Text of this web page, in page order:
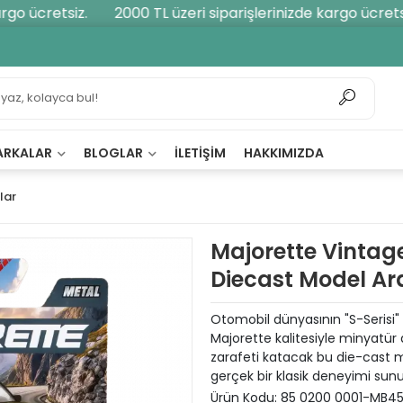
ücretsiz. 2000 TL üzeri siparişlerinizde kargo ücretsiz.
BLOGLAR İLETIŞIM HAKKIMIZDA
Majorette
Diecast Model
Otomobil dünyasının "S-
Majorette kalitesiyle minyatür
zarafeti katacak bu die-cast
gerçek bir klasik deneyimi
Ürün Kodu: 85 0200 0001-